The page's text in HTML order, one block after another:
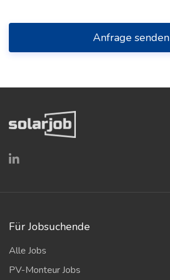
Anfrage senden
Für Jobsuchende
Alle Jobs
PV-Monteur Jobs